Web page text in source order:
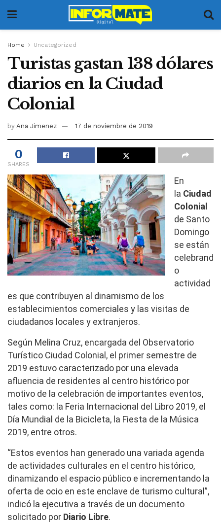
Home Uncategorized
Turistas gastan 138 dólares
diarios en la Ciudad
Colonial
by Ana Jimenez 17 de noviembre de 2019
0
SHARES
En
la Ciudad
Colonial
de Santo
Domingo
se están
celebrand
o
actividad
es que contribuyen al dinamismo de los
establecimientos comerciales y las visitas de
ciudadanos locales y extranjeros.
Según Melina Cruz, encargada del Observatorio
Turístico Ciudad Colonial, el primer semestre de
2019 estuvo caracterizado por una elevada
afluencia de residentes al centro histórico por
motivo de la celebración de importantes eventos,
tales como: la Feria Internacional del Libro 2019, el
Día Mundial de la Bicicleta, la Fiesta de la Música
2019, entre otros.
“Estos eventos han generado una variada agenda
de actividades culturales en el centro histórico,
dinamizando el espacio público e incrementando la
oferta de ocio en este enclave de turismo cultural”,
indicó la ejecutiva a través de un documento
solicitado por Diario Libre.